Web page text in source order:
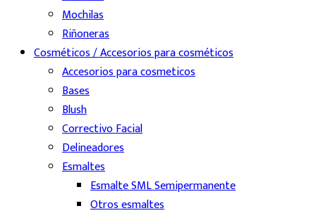
Mochilas
Riñoneras
Cosméticos / Accesorios para cosméticos
Accesorios para cosmeticos
Bases
Blush
Correctivo Facial
Delineadores
Esmaltes
Esmalte SML Semipermanente
Otros esmaltes